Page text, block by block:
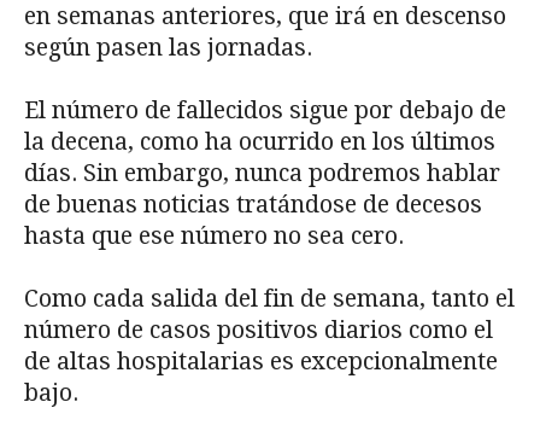
en semanas anteriores, que irá en descenso
según pasen las jornadas.
El número de fallecidos sigue por debajo de
la decena, como ha ocurrido en los últimos
días. Sin embargo, nunca podremos hablar
de buenas noticias tratándose de decesos
hasta que ese número no sea cero.
Como cada salida del fin de semana, tanto el
número de casos positivos diarios como el
de altas hospitalarias es excepcionalmente
bajo.